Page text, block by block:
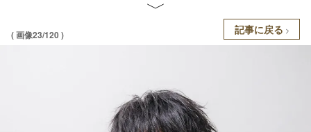
( 画像23/120 ) 記事に戻る